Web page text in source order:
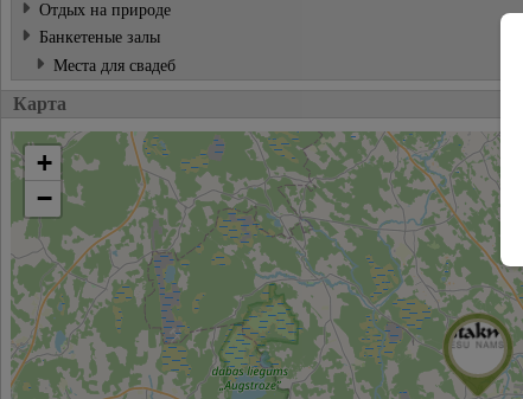
Отдых на природе
Банкетeные залы
Местa для свадеб
Карта
+
−